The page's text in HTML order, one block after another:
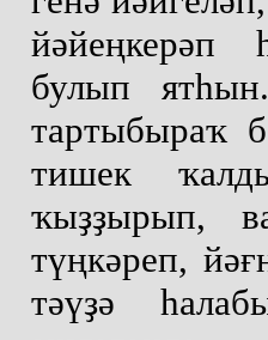
йәйеңкерәп
булып
тартыбыраҡ
тишек
ҡыҙҙырып,
түңкәреп,
тәүҙә